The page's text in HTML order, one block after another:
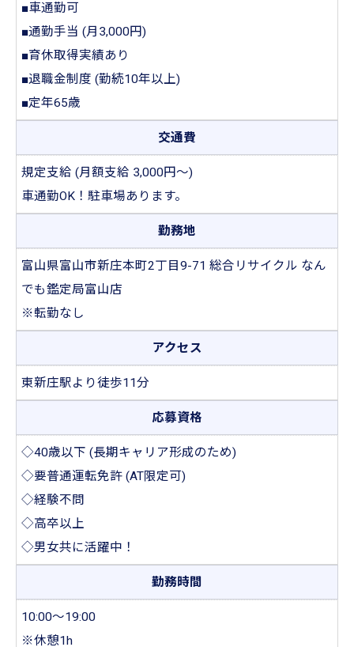
■車通勤可
■通勤手当 (月3,000円)
■育休取得実績あり
■退職金制度 (勤続10年以上)
■定年65歳
交通費
規定支給 (月額支給 3,000円〜)
車通勤OK！駐車場あります。
勤務地
富山県富山市新庄本町2丁目9-71 総合リサイクル なん
でも鑑定局富山店
※転勤なし
アクセス
東新庄駅より徒歩11分
応募資格
◇40歳以下 (長期キャリア形成のため)
◇要普通運転免許 (AT限定可)
◇経験不問
◇高卒以上
◇男女共に活躍中！
勤務時間
10:00～19:00
※休憩1h